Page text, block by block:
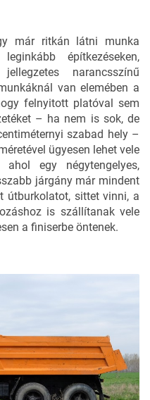
már ritkán látni munka
építkezéseken,
narancsszínű
van elemében a
felnyitott platóval sem
– ha nem is sok, de
szabad hely –
ügyesen lehet vele
egy négytengelyes,
járgány már mindent
útburkolatot, sittet vinni, a
is szállítanak vele
a finiserbe öntenek.